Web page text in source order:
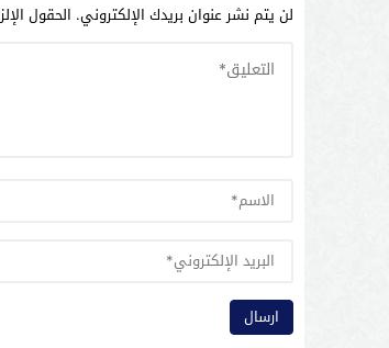
لن يتم نشر عنوان بريدك الإلكتروني. الحقول